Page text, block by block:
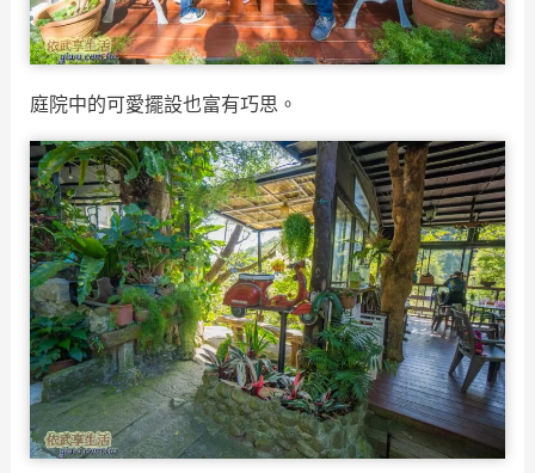
庭院中的可愛擺設也富有巧思。